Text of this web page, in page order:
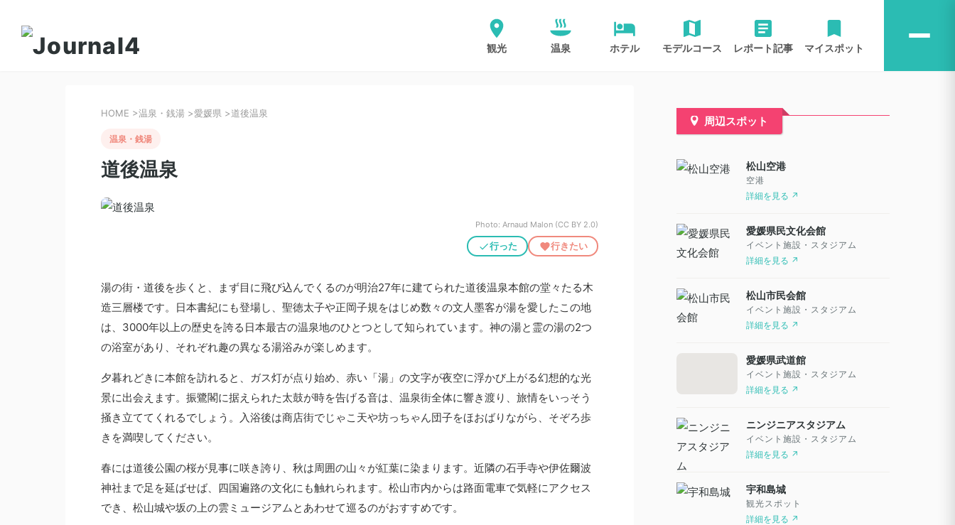
観光 温泉 ホテル モデルコース レポート記事 マイスポット
HOME >温泉・銭湯 >愛媛県 >道後温泉
温泉・銭湯
道後温泉
Photo: Arnaud Malon (CC BY 2.0)
行った 行きたい
湯の街・道後を歩くと、まず目に飛び込んでくるのが明治27年に建てられた道後温泉本館の堂々たる木
造三層楼です。日本書紀にも登場し、聖徳太子や正岡子規をはじめ数々の文人墨客が湯を愛したこの地
は、3000年以上の歴史を誇る日本最古の温泉地のひとつとして知られています。神の湯と霊の湯の2つ
の浴室があり、それぞれ趣の異なる湯浴みが楽しめます。
夕暮れどきに本館を訪れると、ガス灯が点り始め、赤い「湯」の文字が夜空に浮かび上がる幻想的な光
景に出会えます。振鷺閣に据えられた太鼓が時を告げる音は、温泉街全体に響き渡り、旅情をいっそう
掻き立ててくれるでしょう。入浴後は商店街でじゃこ天や坊っちゃん団子をほおばりながら、そぞろ歩
きを満喫してください。
春には道後公園の桜が見事に咲き誇り、秋は周囲の山々が紅葉に染まります。近隣の石手寺や伊佐爾波
神社まで足を延ばせば、四国遍路の文化にも触れられます。松山市内からは路面電車で気軽にアクセス
でき、松山城や坂の上の雲ミュージアムとあわせて巡るのがおすすめです。
周辺スポット
松山空港
空港
詳細を見る ↗
愛媛県民文化会館
イベント施設・スタジアム
詳細を見る ↗
松山市民会館
イベント施設・スタジアム
詳細を見る ↗
愛媛県武道館
イベント施設・スタジアム
詳細を見る ↗
ニンジニアスタジアム
イベント施設・スタジアム
詳細を見る ↗
宇和島城
観光スポット
詳細を見る ↗